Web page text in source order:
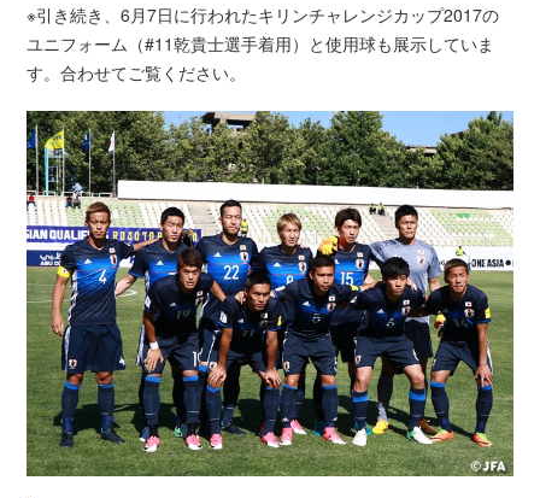
※引き続き、6月7日に行われたキリンチャレンジカップ2017の
ユニフォーム（#11乾貴士選手着用）と使用球も展示していま
す。合わせてご覧ください。